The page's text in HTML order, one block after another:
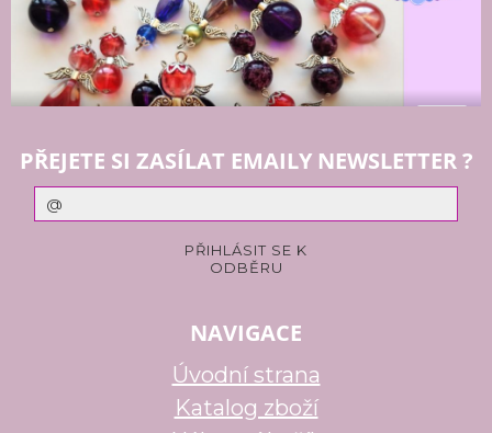
PŘEJETE SI ZASÍLAT EMAILY NEWSLETTER ?
NAVIGACE
Úvodní strana
Katalog zboží